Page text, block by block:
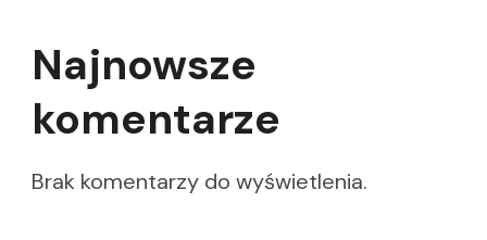
Najnowsze
komentarze
Brak komentarzy do wyświetlenia.